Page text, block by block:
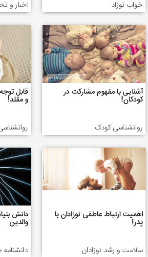
خواب نوزاد اخبار و
آشنایی با مفهوم مشارکت در
کودکان!
روانشناسی کودک
قابل
و مقلد!
اهمیت ارتباط عاطفی نوزادان با
پدر!
سلامت و رشد نوزادان
دانش
والدین